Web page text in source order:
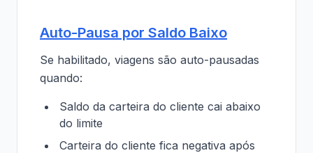
Auto-Pausa por Saldo Baixo
Se habilitado, viagens são auto-pausadas
quando:
Saldo da carteira do cliente cai abaixo
do limite
Carteira do cliente fica negativa após